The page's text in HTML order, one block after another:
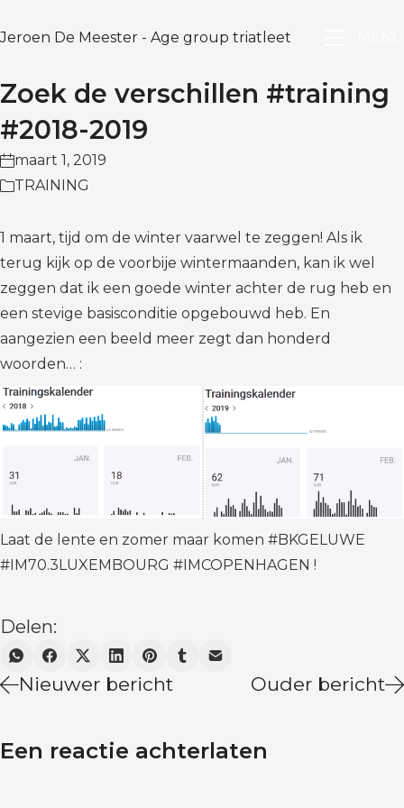
Jeroen De Meester - Age group triatleet
Zoek de verschillen #training
#2018-2019
maart 1, 2019
TRAINING
1 maart, tijd om de winter vaarwel te zeggen! Als ik
terug kijk op de voorbije wintermaanden, kan ik wel
zeggen dat ik een goede winter achter de rug heb en
een stevige basisconditie opgebouwd heb. En
aangezien een beeld meer zegt dan honderd
woorden… :
Laat de lente en zomer maar komen #BKGELUWE
#IM70.3LUXEMBOURG #IMCOPENHAGEN !
Delen:
Nieuwer bericht Ouder bericht
Een reactie achterlaten